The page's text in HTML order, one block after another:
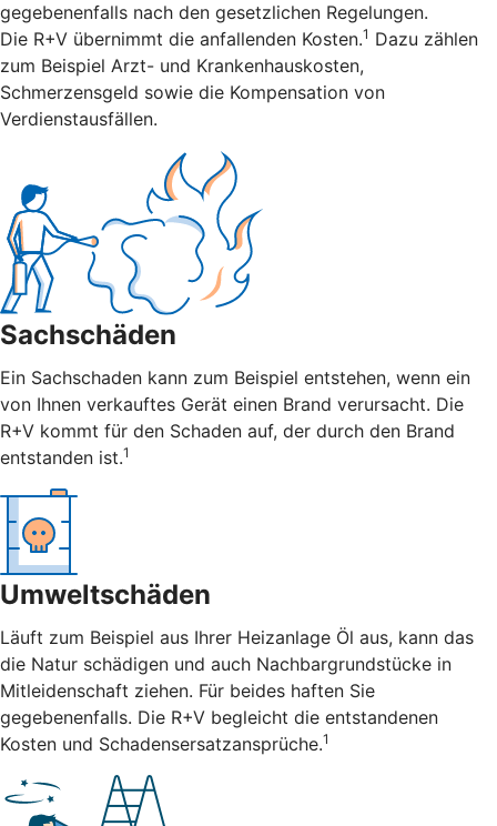
gegebenenfalls nach den gesetzlichen Regelungen.
Die R+V übernimmt die anfallenden Kosten.1 Dazu zählen
zum Beispiel Arzt- und Krankenhauskosten,
Schmerzensgeld sowie die Kompensation von
Verdienstausfällen.
Sachschäden
Ein Sachschaden kann zum Beispiel entstehen, wenn ein
von Ihnen verkauftes Gerät einen Brand verursacht. Die
R+V kommt für den Schaden auf, der durch den Brand
entstanden ist.1
Umweltschäden
Läuft zum Beispiel aus Ihrer Heizanlage Öl aus, kann das
die Natur schädigen und auch Nachbargrundstücke in
Mitleidenschaft ziehen. Für beides haften Sie
gegebenenfalls. Die R+V begleicht die entstandenen
Kosten und Schadensersatzansprüche.1